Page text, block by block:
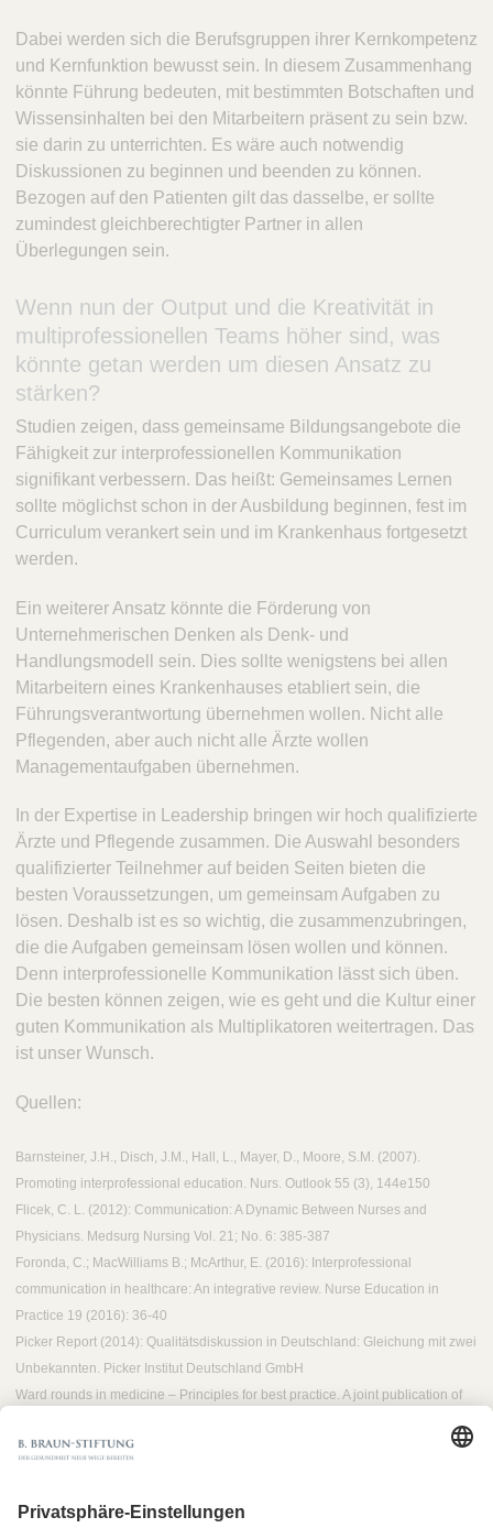
Dabei werden sich die Berufsgruppen ihrer Kernkompetenz
und Kernfunktion bewusst sein. In diesem Zusammenhang
könnte Führung bedeuten, mit bestimmten Botschaften und
Wissensinhalten bei den Mitarbeitern präsent zu sein bzw.
sie darin zu unterrichten. Es wäre auch notwendig
Diskussionen zu beginnen und beenden zu können.
Bezogen auf den Patienten gilt das dasselbe, er sollte
zumindest gleichberechtigter Partner in allen
Überlegungen sein.
Wenn nun der Output und die Kreativität in
multiprofessionellen Teams höher sind, was
könnte getan werden um diesen Ansatz zu
stärken?
Studien zeigen, dass gemeinsame Bildungsangebote die
Fähigkeit zur interprofessionellen Kommunikation
signifikant verbessern. Das heißt: Gemeinsames Lernen
sollte möglichst schon in der Ausbildung beginnen, fest im
Curriculum verankert sein und im Krankenhaus fortgesetzt
werden.
Ein weiterer Ansatz könnte die Förderung von
Unternehmerischen Denken als Denk- und
Handlungsmodell sein. Dies sollte wenigstens bei allen
Mitarbeitern eines Krankenhauses etabliert sein, die
Führungsverantwortung übernehmen wollen. Nicht alle
Pflegenden, aber auch nicht alle Ärzte wollen
Managementaufgaben übernehmen.
In der Expertise in Leadership bringen wir hoch qualifizierte
Ärzte und Pflegende zusammen. Die Auswahl besonders
qualifizierter Teilnehmer auf beiden Seiten bieten die
besten Voraussetzungen, um gemeinsam Aufgaben zu
lösen. Deshalb ist es so wichtig, die zusammenzubringen,
die die Aufgaben gemeinsam lösen wollen und können.
Denn interprofessionelle Kommunikation lässt sich üben.
Die besten können zeigen, wie es geht und die Kultur einer
guten Kommunikation als Multiplikatoren weitertragen. Das
ist unser Wunsch.
Quellen:
Barnsteiner, J.H., Disch, J.M., Hall, L., Mayer, D., Moore, S.M. (2007).
Promoting interprofessional education. Nurs. Outlook 55 (3), 144e150
Flicek, C. L. (2012): Communication: A Dynamic Between Nurses and
Physicians. Medsurg Nursing Vol. 21; No. 6: 385-387
Foronda, C.; MacWilliams B.; McArthur, E. (2016): Interprofessional
communication in healthcare: An integrative review. Nurse Education in
Practice 19 (2016): 36-40
Picker Report (2014): Qualitätsdiskussion in Deutschland: Gleichung mit zwei
Unbekannten. Picker Institut Deutschland GmbH
Ward rounds in medicine – Principles for best practice. A joint publication of